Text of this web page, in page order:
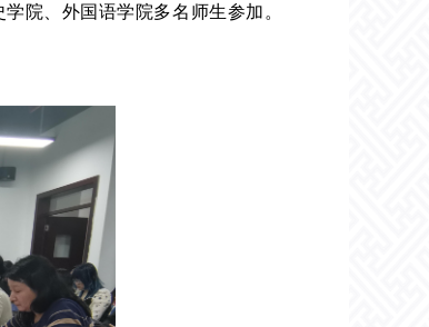
院、外国语学院多名师生参加。